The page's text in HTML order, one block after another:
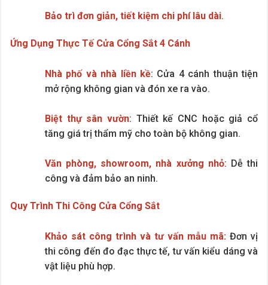
Bảo trì đơn giản, tiết kiệm chi phí lâu dài.
Ứng Dụng Thực Tế Cửa Cổng Sắt 4 Cánh
Nhà phố và nhà liền kề: Cửa 4 cánh thuận tiện
mở rộng không gian và đón xe ra vào.
Biệt thự sân vườn: Thiết kế CNC hoặc giả cổ
tăng giá trị thẩm mỹ cho toàn bộ không gian.
Văn phòng, showroom, nhà xưởng nhỏ: Dễ thi
công và đảm bảo an ninh.
Quy Trình Thi Công Cửa Cổng Sắt
Khảo sát công trình và tư vấn mẫu mã: Đơn vị
thi công đến đo đạc thực tế, tư vấn kiểu dáng và
vật liệu phù hợp.